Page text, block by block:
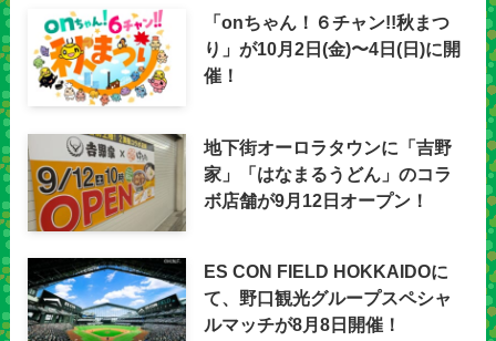
「onちゃん！６チャン!!秋まつ
り」が10月2日(金)〜4日(日)に開
催！
地下街オーロラタウンに「吉野
家」「はなまるうどん」のコラ
ボ店舗が9月12日オープン！
ES CON FIELD HOKKAIDOに
て、野口観光グループスペシャ
ルマッチが8月8日開催！